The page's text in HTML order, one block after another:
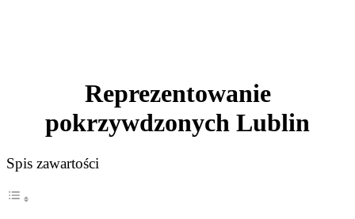
Reprezentowanie
pokrzywdzonych Lublin
Spis zawartości